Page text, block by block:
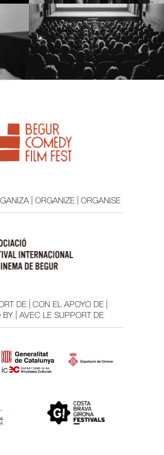
| ORGANIZE | ORGANISE
DE | CON EL APOYO DE |
BY | AVEC LE SUPPORT DE: